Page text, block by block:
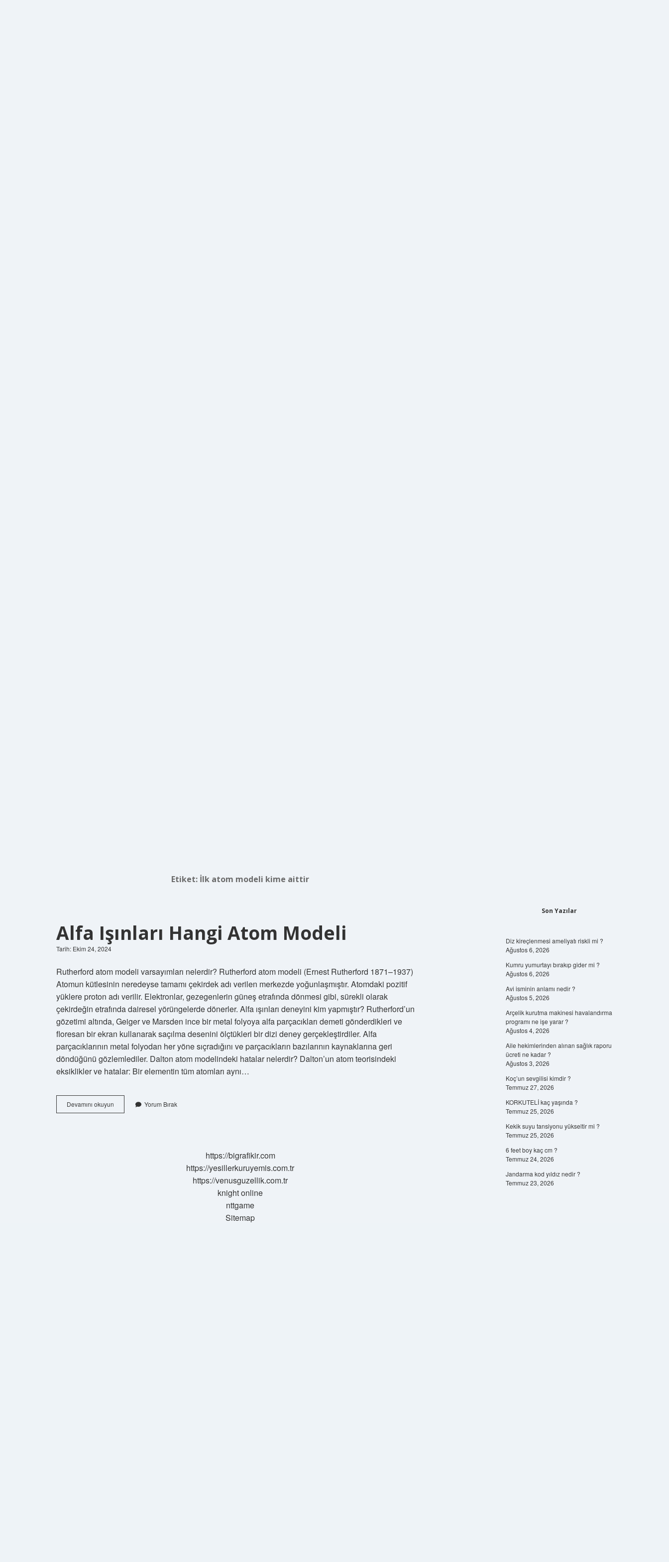
Etiket: İlk atom modeli kime aittir
Alfa Işınları Hangi Atom Modeli
Tarih: Ekim 24, 2024
Rutherford atom modeli varsayımları nelerdir? Rutherford atom modeli (Ernest Rutherford 1871–1937)
Atomun kütlesinin neredeyse tamamı çekirdek adı verilen merkezde yoğunlaşmıştır. Atomdaki pozitif
yüklere proton adı verilir. Elektronlar, gezegenlerin güneş etrafında dönmesi gibi, sürekli olarak
çekirdeğin etrafında dairesel yörüngelerde dönerler. Alfa ışınları deneyini kim yapmıştır? Rutherford’un
gözetimi altında, Geiger ve Marsden ince bir metal folyoya alfa parçacıkları demeti gönderdikleri ve
floresan bir ekran kullanarak saçılma desenini ölçtükleri bir dizi deney gerçekleştirdiler. Alfa
parçacıklarının metal folyodan her yöne sıçradığını ve parçacıkların bazılarının kaynaklarına geri
döndüğünü gözlemlediler. Dalton atom modelindeki hatalar nelerdir? Dalton’un atom teorisindeki
eksiklikler ve hatalar: Bir elementin tüm atomları aynı…
Devamını okuyun
Işınları
Yorum Bırak
https://bigrafikir.com
https://yesillerkuruyemis.com.tr
https://venusguzellik.com.tr
knight online
nttgame
Sitemap
Son Yazılar
Diz kireçlenmesi ameliyatı riskli mi ?
Ağustos 6, 2026
Kumru yumurtayı bırakıp gider mi ?
Ağustos 6, 2026
Avi isminin anlamı nedir ?
Ağustos 5, 2026
Arçelik kurutma makinesi havalandırma
programı ne işe yarar ?
Ağustos 4, 2026
Aile hekimlerinden alınan sağlık raporu
ücreti ne kadar ?
Ağustos 3, 2026
Koç’un sevgilisi kimdir ?
Temmuz 27, 2026
KORKUTELİ kaç yaşında ?
Temmuz 25, 2026
Kekik suyu tansiyonu yükseltir mi ?
Temmuz 25, 2026
6 feet boy kaç cm ?
Temmuz 24, 2026
Jandarma kod yıldız nedir ?
Temmuz 23, 2026